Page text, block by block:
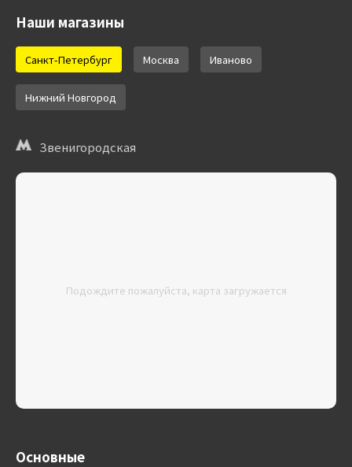
Наши магазины
Санкт-Петербург Москва Иваново
Нижний Новгород
Звенигородская
Подождите пожалуйста, карта загружается
Основные